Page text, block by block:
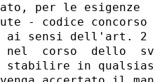
per le
- codice concorso
ai sensi dell'art. 2
nel  corso  dello
stabilire in